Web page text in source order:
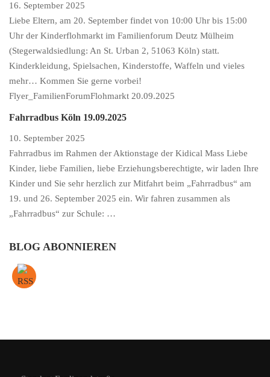
16. September 2025
Liebe Eltern, am 20. September findet von 10:00 Uhr bis 15:00
Uhr der Kinderflohmarkt im Familienforum Deutz Mülheim
(Stegerwaldsiedlung: An St. Urban 2, 51063 Köln) statt.
Kinderkleidung, Spielsachen, Kinderstoffe, Waffeln und vieles
mehr… Kommen Sie gerne vorbei!
Flyer_FamilienForumFlohmarkt 20.09.2025
Fahrradbus Köln 19.09.2025
10. September 2025
Fahrradbus im Rahmen der Aktionstage der Kidical Mass Liebe
Kinder, liebe Familien, liebe Erziehungsberechtigte, wir laden Ihre
Kinder und Sie sehr herzlich zur Mitfahrt beim „Fahrradbus“ am
19. und 26. September 2025 ein. Wir fahren zusammen als
„Fahrradbus“ zur Schule: …
BLOG ABONNIEREN